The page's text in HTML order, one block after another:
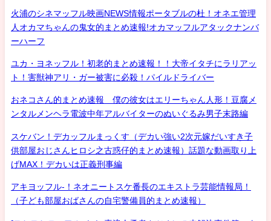
火浦のシネマッフル映画NEWS情報ポータブルの杜！オネエ管理
人オカマちゃんの鬼女的まとめ速報!オカマッフルアタックナンバ
ーハーフ
ユカ・ヨネッフル！初老的まとめ速報！！大帝イタチにラリアッ
ト！害獣神アリ・ガー被害に必殺！パイルドライバー
おネコさん的まとめ速報 僕の彼女はエリーちゃん人形！豆腐メ
ンタルメンヘラ電波中年アルバイターのぬいぐるみ男子末路編
スケバン！デカッフルまっくす（デカい強い2次元嫁だいすき子
供部屋おじさんヒロシ之古惑仔的まとめ速報）話題な動画取り上
げMAX！デカいは正義刑事編
アキヨッフル-！ネオニートスケ番長のエキストラ芸能情報局！
（子ども部屋おばさんの自宅警備員的まとめ速報）